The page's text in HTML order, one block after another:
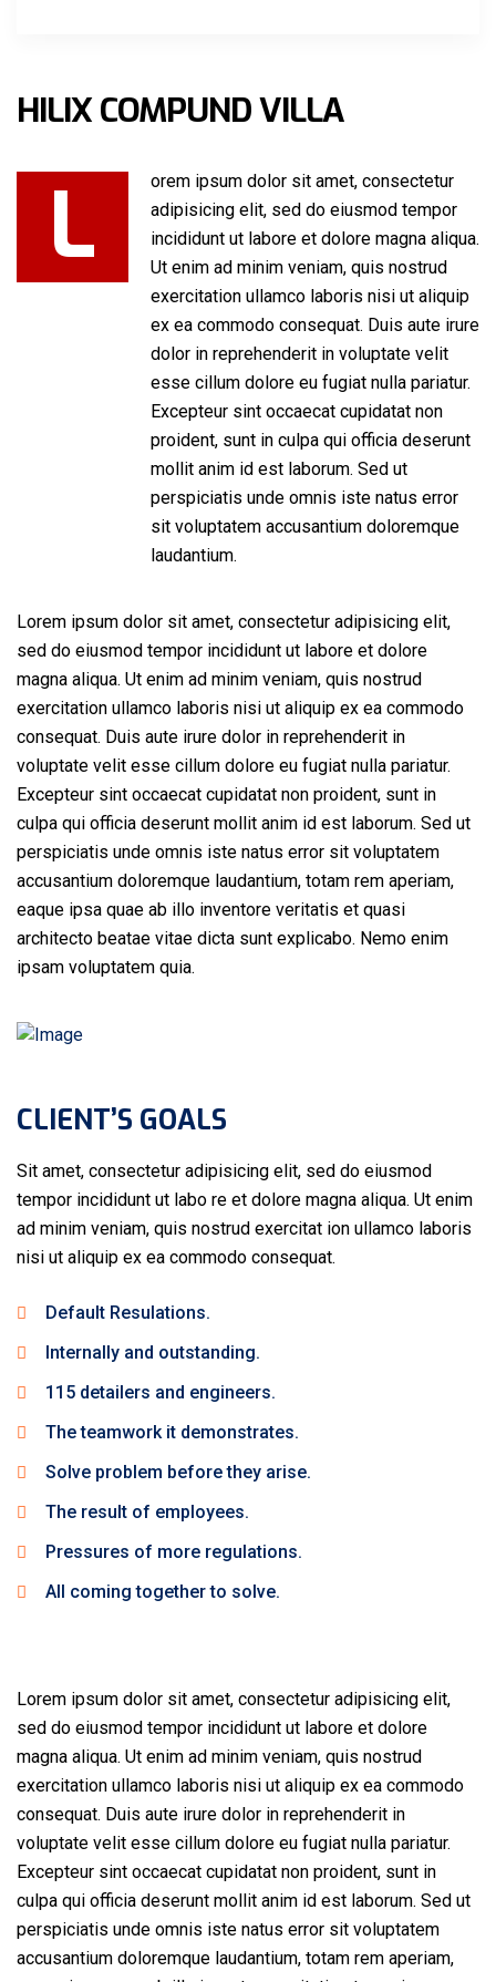
HILIX COMPUND VILLA
L
orem ipsum dolor sit amet, consectetur
adipisicing elit, sed do eiusmod tempor
incididunt ut labore et dolore magna aliqua.
Ut enim ad minim veniam, quis nostrud
exercitation ullamco laboris nisi ut aliquip
ex ea commodo consequat. Duis aute irure
dolor in reprehenderit in voluptate velit
esse cillum dolore eu fugiat nulla pariatur.
Excepteur sint occaecat cupidatat non
proident, sunt in culpa qui officia deserunt
mollit anim id est laborum. Sed ut
perspiciatis unde omnis iste natus error
sit voluptatem accusantium doloremque
laudantium.
Lorem ipsum dolor sit amet, consectetur adipisicing elit,
sed do eiusmod tempor incididunt ut labore et dolore
magna aliqua. Ut enim ad minim veniam, quis nostrud
exercitation ullamco laboris nisi ut aliquip ex ea commodo
consequat. Duis aute irure dolor in reprehenderit in
voluptate velit esse cillum dolore eu fugiat nulla pariatur.
Excepteur sint occaecat cupidatat non proident, sunt in
culpa qui officia deserunt mollit anim id est laborum. Sed ut
perspiciatis unde omnis iste natus error sit voluptatem
accusantium doloremque laudantium, totam rem aperiam,
eaque ipsa quae ab illo inventore veritatis et quasi
architecto beatae vitae dicta sunt explicabo. Nemo enim
ipsam voluptatem quia.
CLIENT’S GOALS
Sit amet, consectetur adipisicing elit, sed do eiusmod
tempor incididunt ut labo re et dolore magna aliqua. Ut enim
ad minim veniam, quis nostrud exercitat ion ullamco laboris
nisi ut aliquip ex ea commodo consequat.
Default Resulations.
Internally and outstanding.
115 detailers and engineers.
The teamwork it demonstrates.
Solve problem before they arise.
The result of employees.
Pressures of more regulations.
All coming together to solve.
Lorem ipsum dolor sit amet, consectetur adipisicing elit,
sed do eiusmod tempor incididunt ut labore et dolore
magna aliqua. Ut enim ad minim veniam, quis nostrud
exercitation ullamco laboris nisi ut aliquip ex ea commodo
consequat. Duis aute irure dolor in reprehenderit in
voluptate velit esse cillum dolore eu fugiat nulla pariatur.
Excepteur sint occaecat cupidatat non proident, sunt in
culpa qui officia deserunt mollit anim id est laborum. Sed ut
perspiciatis unde omnis iste natus error sit voluptatem
accusantium doloremque laudantium, totam rem aperiam,